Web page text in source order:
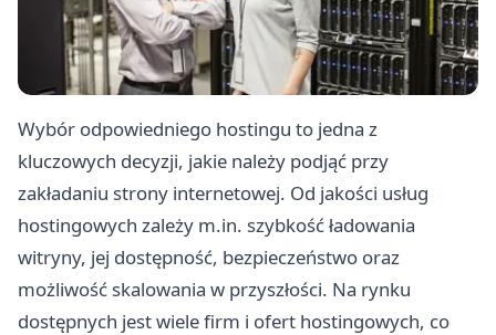
Wybór odpowiedniego hostingu to jedna z
kluczowych decyzji, jakie należy podjąć przy
zakładaniu strony internetowej. Od jakości usług
hostingowych zależy m.in. szybkość ładowania
witryny, jej dostępność, bezpieczeństwo oraz
możliwość skalowania w przyszłości. Na rynku
dostępnych jest wiele firm i ofert hostingowych, co